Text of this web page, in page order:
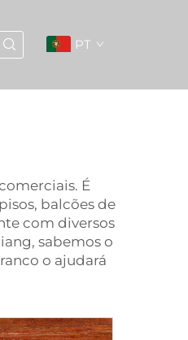
PT
É
balcões de
com diversos
sabemos o
o ajudará